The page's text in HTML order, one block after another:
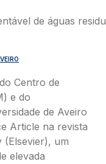
Centro de
e do
de Aveiro
Article na revista
(Elsevier), um
elevada